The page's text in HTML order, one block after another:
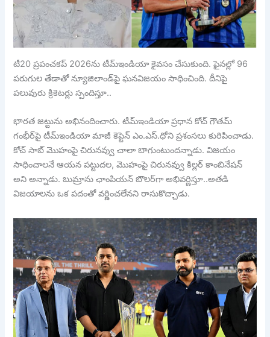
టీ20 ప్రపంచకప్‌ 2026ను టీమ్ఇండియా కైవసం చేసుకుంది. ఫైనల్లో 96
పరుగుల తేడాతో న్యూజిలాండ్‌పై ఘనవిజయం సాధించింది. దీనిపై
పలువురు క్రికెటర్లు స్పందిస్తూ..
భారత జట్టును అభినందించారు. టీమ్‌ఇండియా ప్రధాన కోచ్‌ గౌతమ్‌
గంభీర్‌పై టీమ్‌ఇండియా మాజీ కెప్టెన్‌ ఎం.ఎస్‌.ధోని ప్రశంసలు కురిపించాడు.
కోచ్‌ సాబ్‌ మొహంపై చిరునవ్వు చాలా బాగుంటుందన్నాడు. విజయం
సాధించాలనే ఆయన పట్టుదల, మొహంపై చిరునవ్వు కిల్లర్‌ కాంబినేషన్‌
అని అన్నాడు. బుమ్రాను ఛాంపియన్‌ బౌలర్‌గా అభివర్ణిస్తూ..అతడి
విజయాలను ఒక పదంతో వర్ణించలేనని రాసుకొచ్చాడు.